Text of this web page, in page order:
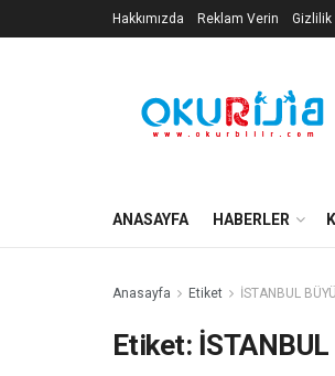
Hakkımızda Reklam Verin Gizlilik
ANASAYFA HABERLER
Anasayfa Etiket İSTANBUL
Etiket: İSTANBUL